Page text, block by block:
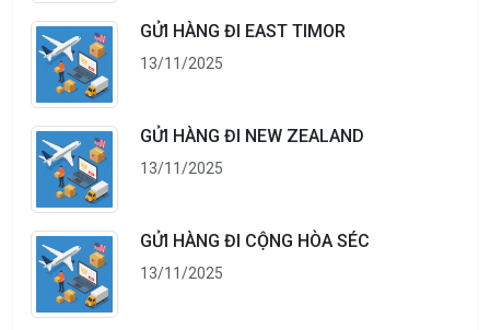
GỬI HÀNG ĐI EAST TIMOR
13/11/2025
GỬI HÀNG ĐI NEW ZEALAND
13/11/2025
GỬI HÀNG ĐI CỘNG HÒA SÉC
13/11/2025